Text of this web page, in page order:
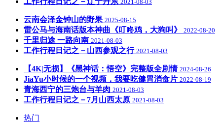
2021-08-03
云南会泽金钟山的野果 2025-08-15
雷公马与海南话版本神曲《叮咚鸡，大狗叫》 2022-08-20
千里归途 一路向南 2021-08-03
工作行程日记之－山西参观之行 2021-08-03
【4K|无损】《黑神话：悟空》完整版全剧情 2024-08-26
JiaYu小时候的一个视频，我要吃健胃消食片 2022-08-19
青海西宁的三炮台与羊肉 2021-08-03
工作行程日记之－7月山西太原 2021-08-03
热门